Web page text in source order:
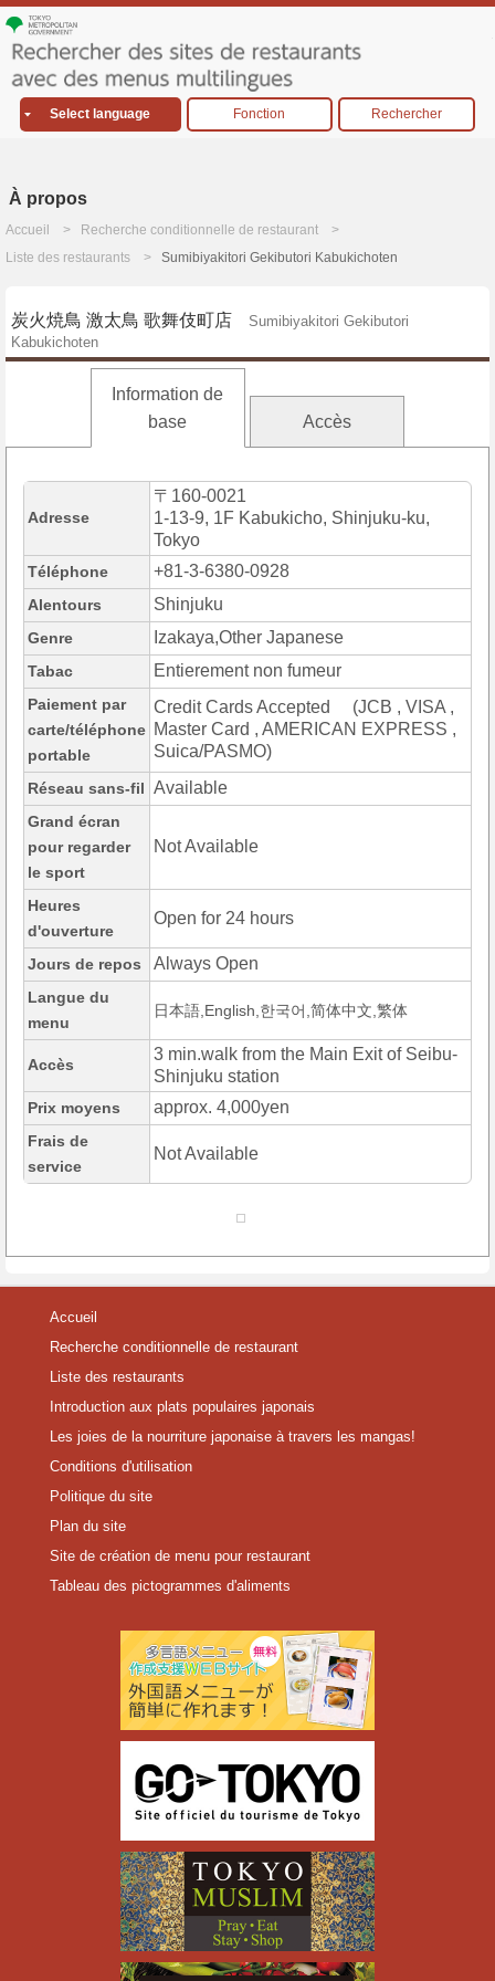
Select language Fonction Rechercher
À propos
Accueil
Recherche conditionnelle de restaurant
Liste des restaurants
Sumibiyakitori Gekibutori Kabukichoten
炭火焼鳥 激太鳥 歌舞伎町店
Sumibiyakitori Gekibutori
Kabukichoten
Information de
base
Accès
Adresse
〒160-0021
1-13-9, 1F Kabukicho, Shinjuku-ku,
Tokyo
Téléphone +81-3-6380-0928
Alentours Shinjuku
Genre Izakaya,Other Japanese
Tabac Entierement non fumeur
Paiement par
carte/téléphone
portable
Credit Cards Accepted (JCB , VISA ,
Master Card , AMERICAN EXPRESS ,
Suica/PASMO)
Réseau sans-fil Available
Grand écran
pour regarder
le sport
Not Available
Heures
d'ouverture
Open for 24 hours
Jours de repos Always Open
Langue du
menu
日本語,English,한국어,简体中文,繁体
Accès
3 min.walk from the Main Exit of Seibu-
Shinjuku station
Prix moyens approx. 4,000yen
Frais de
service
Not Available
Accueil
Recherche conditionnelle de restaurant
Liste des restaurants
Introduction aux plats populaires japonais
Les joies de la nourriture japonaise à travers les mangas!
Conditions d'utilisation
Politique du site
Plan du site
Site de création de menu pour restaurant
Tableau des pictogrammes d'aliments